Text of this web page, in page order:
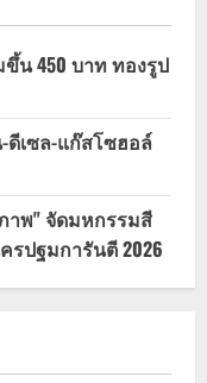
ขึ้น 450 บาท ทองรูป
ดีเซล-แก๊สโซฮอล์
าพ" จัดมหกรรมสี
ปฐมการันตี 2026